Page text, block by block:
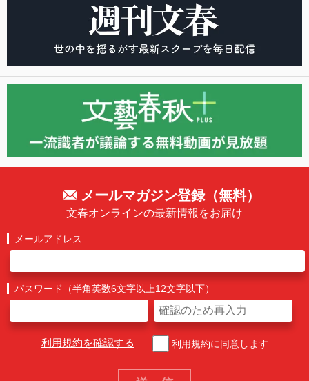
メールマガジン登録（無料）
文春オンラインの最新情報をお届け
メールアドレス
パスワード（半角英数6文字以上12文字以下）
利用規約を確認する 利用規約に同意します